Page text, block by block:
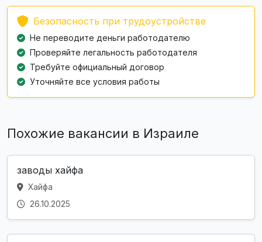
Безопасность при трудоустройстве
Не переводите деньги работодателю
Проверяйте легальность работодателя
Требуйте официальный договор
Уточняйте все условия работы
Похожие вакансии в Израиле
заводы хайфа
Хайфа
26.10.2025